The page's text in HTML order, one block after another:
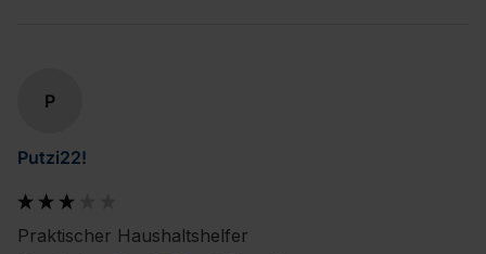
P
Putzi22!
Praktischer Haushaltshelfer